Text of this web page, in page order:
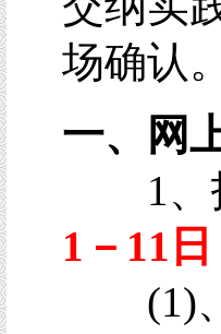
场确认
一、网
1、报
1－11日
(1)、